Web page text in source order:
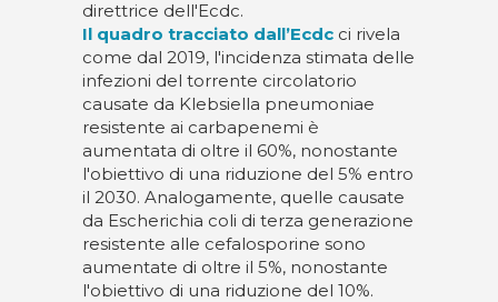
direttrice dell'Ecdc.
Il quadro tracciato dall’Ecdc ci rivela
come dal 2019, l'incidenza stimata delle
infezioni del torrente circolatorio
causate da Klebsiella pneumoniae
resistente ai carbapenemi è
aumentata di oltre il 60%, nonostante
l'obiettivo di una riduzione del 5% entro
il 2030. Analogamente, quelle causate
da Escherichia coli di terza generazione
resistente alle cefalosporine sono
aumentate di oltre il 5%, nonostante
l'obiettivo di una riduzione del 10%.